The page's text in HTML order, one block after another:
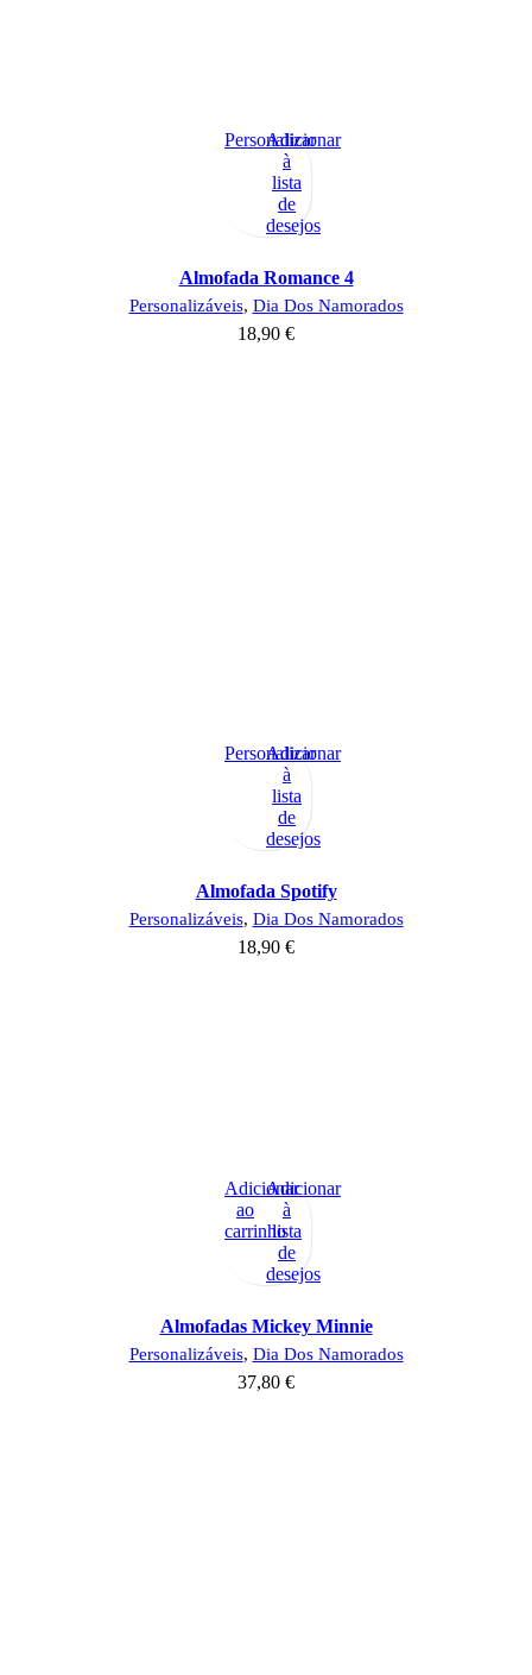
Personalizar
Adicionar
à
lista
de
desejos
Almofada Romance 4
Personalizáveis, Dia Dos Namorados
18,90 €
Personalizar
Adicionar
à
lista
de
desejos
Almofada Spotify
Personalizáveis, Dia Dos Namorados
18,90 €
Adicionar
ao
carrinho
Adicionar
à
lista
de
desejos
Almofadas Mickey Minnie
Personalizáveis, Dia Dos Namorados
37,80 €